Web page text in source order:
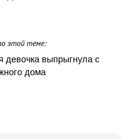
этой теме:
девочка выпрыгнула с
дома